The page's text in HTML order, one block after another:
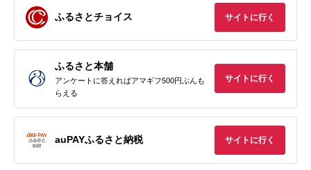
ふるさとチョイス サイトに行く
ふるさと本舗
アンケートに答えればアマギフ500円ぶんも
らえる
サイトに行く
auPAYふるさと納税 サイトに行く